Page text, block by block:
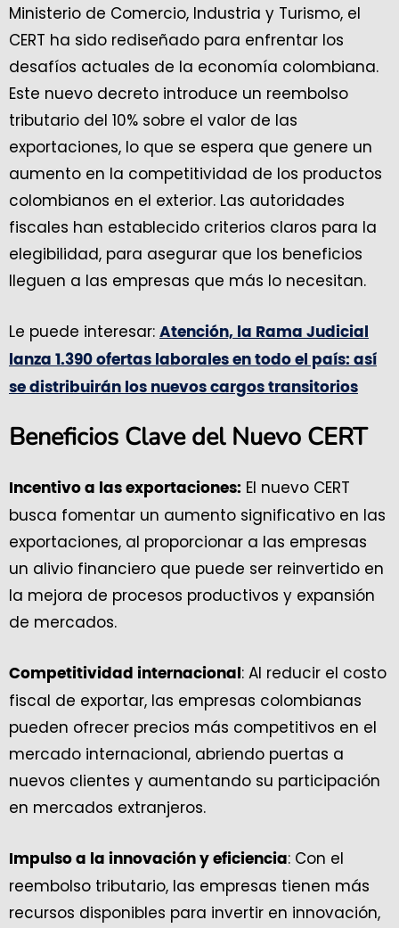
Ministerio de Comercio, Industria y Turismo, el
CERT ha sido rediseñado para enfrentar los
desafíos actuales de la economía colombiana.
Este nuevo decreto introduce un reembolso
tributario del 10% sobre el valor de las
exportaciones, lo que se espera que genere un
aumento en la competitividad de los productos
colombianos en el exterior. Las autoridades
fiscales han establecido criterios claros para la
elegibilidad, para asegurar que los beneficios
lleguen a las empresas que más lo necesitan.
Le puede interesar: Atención, la Rama Judicial
lanza 1.390 ofertas laborales en todo el país: así
se distribuirán los nuevos cargos transitorios
Beneficios Clave del Nuevo CERT
Incentivo a las exportaciones: El nuevo CERT
busca fomentar un aumento significativo en las
exportaciones, al proporcionar a las empresas
un alivio financiero que puede ser reinvertido en
la mejora de procesos productivos y expansión
de mercados.
Competitividad internacional : Al reducir el costo
fiscal de exportar, las empresas colombianas
pueden ofrecer precios más competitivos en el
mercado internacional, abriendo puertas a
nuevos clientes y aumentando su participación
en mercados extranjeros.
Impulso a la innovación y eficiencia: Con el
reembolso tributario, las empresas tienen más
recursos disponibles para invertir en innovación,